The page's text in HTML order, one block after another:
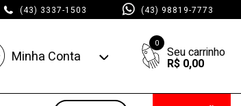
(43) 3337-1503 (43) 98819-7773
Minha Conta
0
R$ 0,00